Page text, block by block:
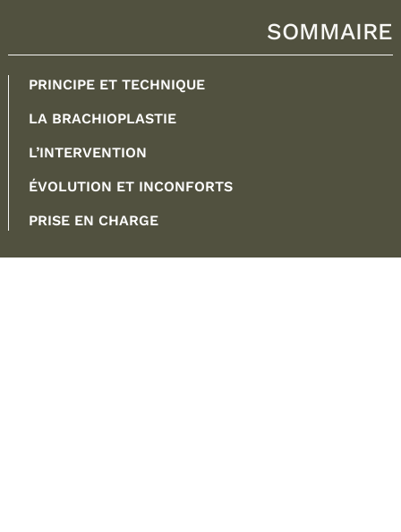
SOMMAIRE
PRINCIPE ET TECHNIQUE
LA BRACHIOPLASTIE
L’INTERVENTION
ÉVOLUTION ET INCONFORTS
PRISE EN CHARGE